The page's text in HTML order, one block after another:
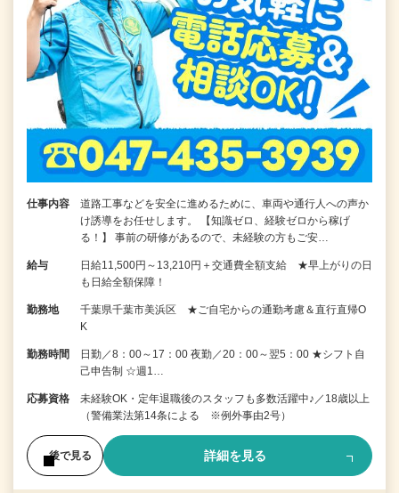
仕事内容
道路工事などを安全に進めるために、車両や通行人への声か
け誘導をお任せします。 【知識ゼロ、経験ゼロから稼げ
る！】 事前の研修があるので、未経験の方もご安…
給与
日給11,500円～13,210円＋交通費全額支給 ★早上がりの日
も日給全額保障！
勤務地
千葉県千葉市美浜区 ★ご自宅からの通勤考慮＆直行直帰O
K
勤務時間
日勤／8：00～17：00 夜勤／20：00～翌5：00 ★シフト自
己申告制 ☆週1…
応募資格
未経験OK・定年退職後のスタッフも多数活躍中♪／18歳以上
（警備業法第14条による ※例外事由2号）
後で見る 詳細を見る